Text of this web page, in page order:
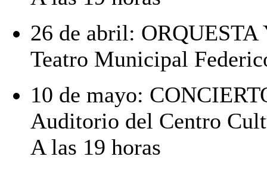
26 de abril:
Teatro Municipal
10 de mayo:
Auditorio del Centro
A las 19 horas